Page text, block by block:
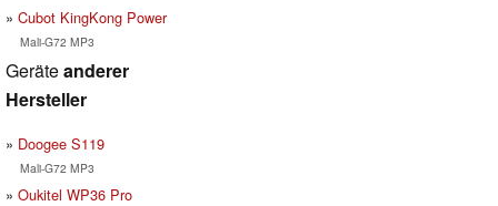
Cubot KingKong Power
Mali-G72 MP3
Geräteanderer
Hersteller
Doogee S119
Mali-G72 MP3
Oukitel WP36 Pro